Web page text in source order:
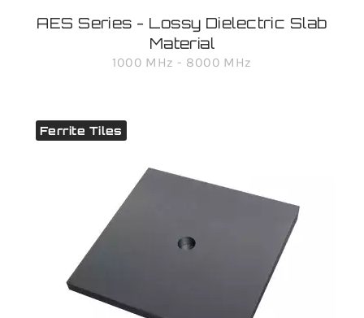
AES Series - Lossy Dielectric Slab
Material
1000 MHz - 8000 MHz
Ferrite Tiles